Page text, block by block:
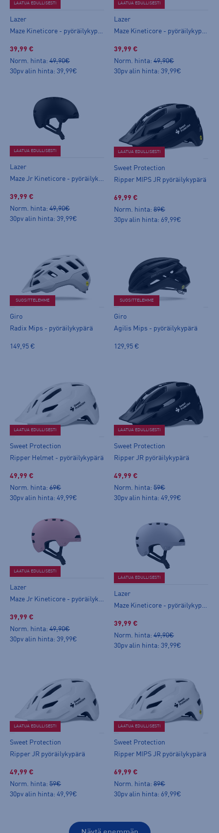
LAATUA EDULLISESTI
Lazer
39,99 €
Norm. hinta: 49,90€
30pv alin hinta: 39,99€
LAATUA EDULLISESTI
Lazer
39,99 €
Norm. hinta: 49,90€
30pv alin hinta: 39,99€
LAATUA EDULLISESTI
Lazer
Maze Jr Kineticore - pyöräilykypärä
39,99 €
Norm. hinta: 49,90€
30pv alin hinta: 39,99€
LAATUA EDULLISESTI
Sweet Protection
Ripper MIPS JR pyöräilykypärä
69,99 €
Norm. hinta: 89€
30pv alin hinta: 69,99€
SUOSITTELEMME
Giro
Radix Mips - pyöräilykypärä
149,95 €
SUOSITTELEMME
Giro
Agilis Mips - pyöräilykypärä
129,95 €
LAATUA EDULLISESTI
Sweet Protection
Ripper Helmet - pyöräilykypärä
49,99 €
Norm. hinta: 69€
30pv alin hinta: 49,99€
LAATUA EDULLISESTI
Sweet Protection
Ripper JR pyöräilykypärä
49,99 €
Norm. hinta: 59€
30pv alin hinta: 49,99€
LAATUA EDULLISESTI
Lazer
39,99 €
Norm. hinta: 49,90€
30pv alin hinta: 39,99€
LAATUA EDULLISESTI
Lazer
Maze Kineticore - pyöräilykypärä
39,99 €
Norm. hinta: 49,90€
30pv alin hinta: 39,99€
LAATUA EDULLISESTI
Sweet Protection
Ripper JR pyöräilykypärä
49,99 €
Norm. hinta: 59€
30pv alin hinta: 49,99€
LAATUA EDULLISESTI
Sweet Protection
Ripper MIPS JR pyöräilykypärä
69,99 €
Norm. hinta: 89€
30pv alin hinta: 69,99€